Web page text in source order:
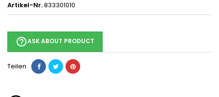
Artikel-Nr.833301010
help_outlineASK ABOUT PRODUCT
Teilen